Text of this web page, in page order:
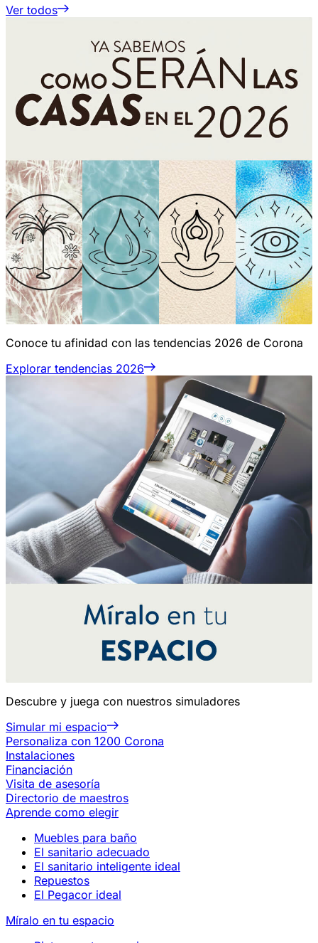
Ver todos
Conoce tu afinidad con las tendencias 2026 de Corona
Explorar tendencias 2026
Descubre y juega con nuestros simuladores
Simular mi espacio
Personaliza con 1200 Corona
Instalaciones
Financiación
Visita de asesoría
Directorio de maestros
Aprende como elegir
Muebles para baño
El sanitario adecuado
El sanitario inteligente ideal
Repuestos
El Pegacor ideal
Míralo en tu espacio